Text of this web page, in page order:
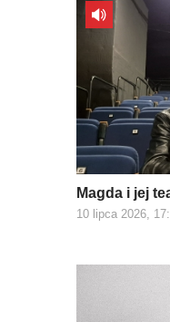
Magda i jej
10 lipca 2026,